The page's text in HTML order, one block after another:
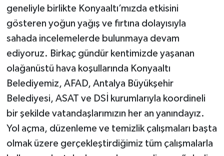
geneliyle birlikte Konyaaltı’mızda etkisini
gösteren yoğun yağış ve fırtına dolayısıyla
sahada incelemelerde bulunmaya devam
ediyoruz. Birkaç gündür kentimizde yaşanan
olağanüstü hava koşullarında Konyaaltı
Belediyemiz, AFAD, Antalya Büyükşehir
Belediyesi, ASAT ve DSİ kurumlarıyla koordineli
bir şekilde vatandaşlarımızın her an yanındayız.
Yol açma, düzenleme ve temizlik çalışmaları başta
olmak üzere gerçekleştirdiğimiz tüm çalışmalarla